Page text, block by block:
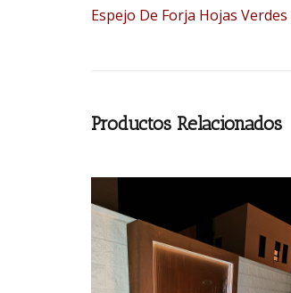
Espejo De Forja Hojas Verdes
Productos Relacionados